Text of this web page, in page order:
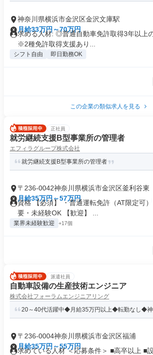
神奈川県横浜市金沢区金沢文庫駅
月給33万円～70万円
求める人材: ◎普通自動車免許取得3年以上
※2種免許取得支援あり...
シフト自由 即日勤務OK
この企業の類似求人を見る
正社員
就労継続支援B型事業所の管理者
エフィラグループ株式会社
就労継続支援B型事業所の管理者
〒236-0042神奈川県横浜市金沢区釜利谷東
月給35万円～57万円
資格 【必須】 ・普通運転免許（AT限定可
要・未経験OK 【歓迎】 ...
業界未経験歓迎 +17個
派遣社員
自動車設備の生産技術エンジニア
株式会社フォーラムエンジニアリング
20～40代活躍中◆月給35万円以上◆転勤なし◆
〒236-0004神奈川県横浜市金沢区福浦
月給35万円～55万円
求めている人材 ＜応募条件＞ ■高卒以上 ■